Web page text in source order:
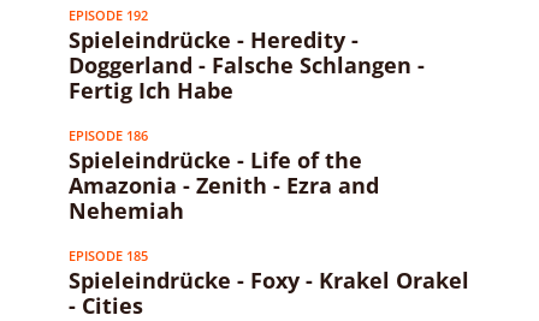
EPISODE 192
Spieleindrücke - Heredity -
Doggerland - Falsche Schlangen -
Fertig Ich Habe
EPISODE 186
Spieleindrücke - Life of the
Amazonia - Zenith - Ezra and
Nehemiah
EPISODE 185
Spieleindrücke - Foxy - Krakel Orakel
- Cities